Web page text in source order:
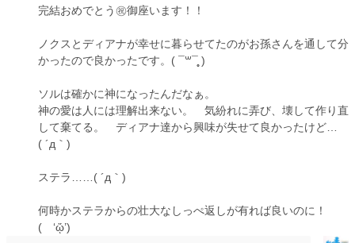
年間ポイント 6,856 pt (39,010 位)
完結おめでとう㊗御座います！！
ノクスとディアナが幸せに暮らせてたのがお孫さんを通して分
かったので良かったです。( ¯꒳¯̥̥ )
ソルは確かに神になったんだなぁ。
神の愛は人には理解出来ない。 気紛れに弄び、壊して作り直
して棄てる。 ディアナ達から興味が失せて良かったけど…
( ´д｀)
ステラ……( ´д｀)
何時かステラからの壮大なしっぺ返しが有れば良いのに！
( ‘ᾥ’)